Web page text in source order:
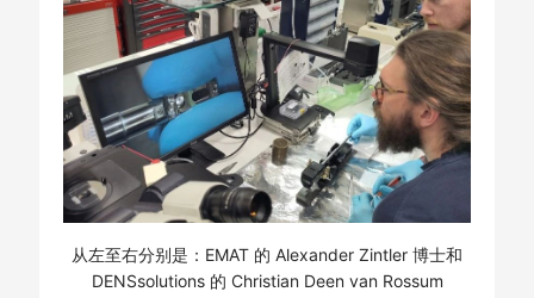
从左至右分别是：EMAT 的 Alexander Zintler 博士和
DENSsolutions 的 Christian Deen van Rossum